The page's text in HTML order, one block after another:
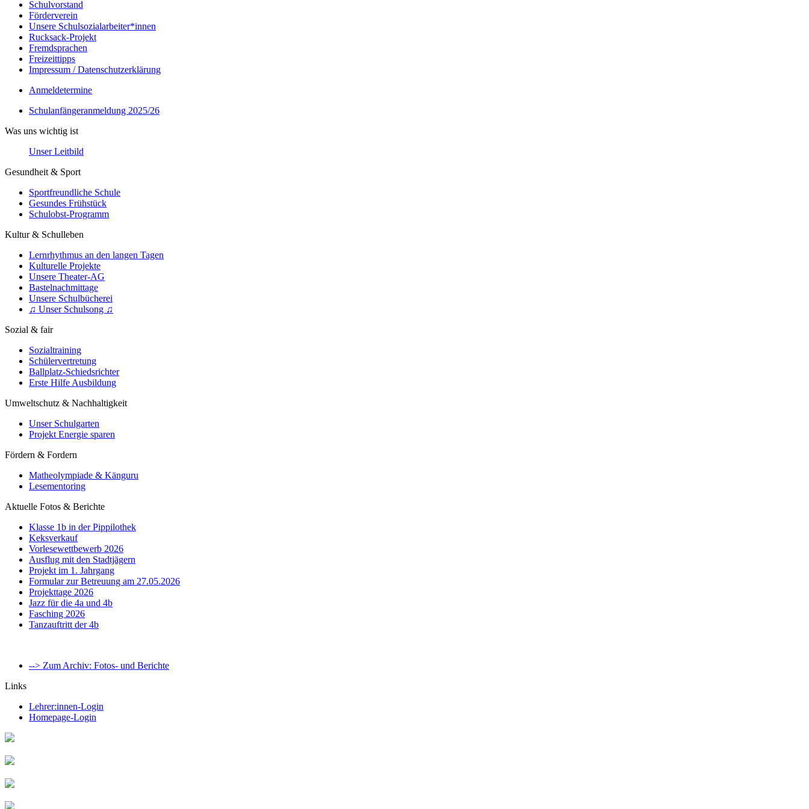
Schulvorstand
Förderverein
Unsere Schulsozialarbeiter*innen
Rucksack-Projekt
Fremdsprachen
Freizeittipps
Impressum / Datenschutzerklärung
Anmeldetermine
Schulanfängeranmeldung 2025/26
Was uns wichtig ist
Unser Leitbild
Gesundheit & Sport
Sportfreundliche Schule
Gesundes Frühstück
Schulobst-Programm
Kultur & Schulleben
Lernrhythmus an den langen Tagen
Kulturelle Projekte
Unsere Theater-AG
Bastelnachmittage
Unsere Schulbücherei
♫ Unser Schulsong ♫
Sozial & fair
Sozialtraining
Schülervertretung
Ballplatz-Schiedsrichter
Erste Hilfe Ausbildung
Umweltschutz & Nachhaltigkeit
Unser Schulgarten
Projekt Energie sparen
Fördern & Fordern
Matheolympiade & Känguru
Lesementoring
Aktuelle Fotos & Berichte
Klasse 1b in der Pippilothek
Keksverkauf
Vorlesewettbewerb 2026
Ausflug mit den Stadtjägern
Projekt im 1. Jahrgang
Formular zur Betreuung am 27.05.2026
Projekttage 2026
Jazz für die 4a und 4b
Fasching 2026
Tanzauftritt der 4b
--> Zum Archiv: Fotos- und Berichte
Links
Lehrer:innen-Login
Homepage-Login